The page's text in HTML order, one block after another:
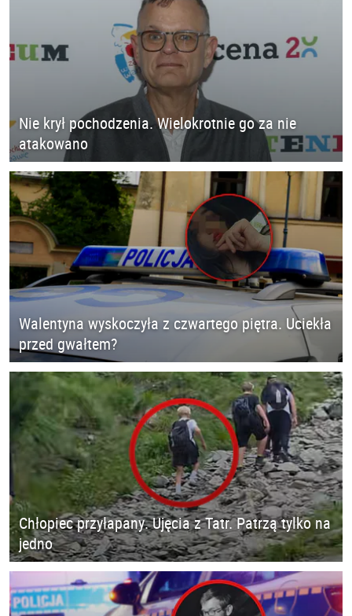
Nie krył pochodzenia. Wielokrotnie go za nie
atakowano
Walentyna wyskoczyła z czwartego piętra. Uciekła
przed gwałtem?
Chłopiec przyłapany. Ujęcia z Tatr. Patrzą tylko na
jedno